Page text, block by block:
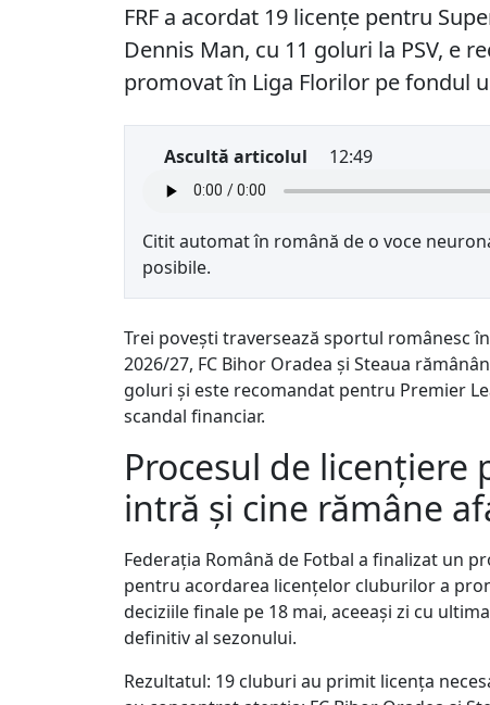
FRF a acordat 19 licențe pentru
Dennis Man, cu 11 goluri la PSV, e
promovat în Liga Florilor pe fondul
Ascultă articolul 12:49
Citit automat în română de o voce
posibile.
Trei povești traversează sportul românesc
2026/27, FC Bihor Oradea și Steaua
goluri și este recomandat pentru Premier
scandal financiar.
Procesul de licențiere
intră și cine rămâne
Federația Română de Fotbal a finalizat un
pentru acordarea licențelor cluburilor a
deciziile finale pe 18 mai, aceeași zi cu
definitiv al sezonului.
Rezultatul: 19 cluburi au primit licența